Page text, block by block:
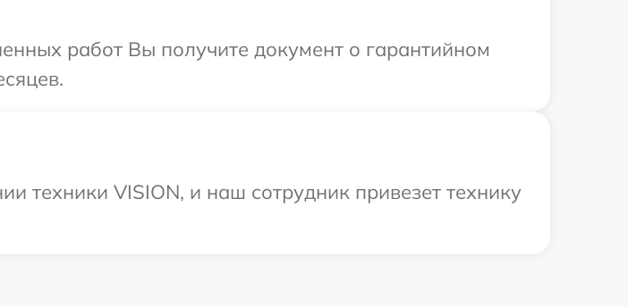
работ Вы получите документ о гарантийном
техники VISION, и наш сотрудник привезет технику